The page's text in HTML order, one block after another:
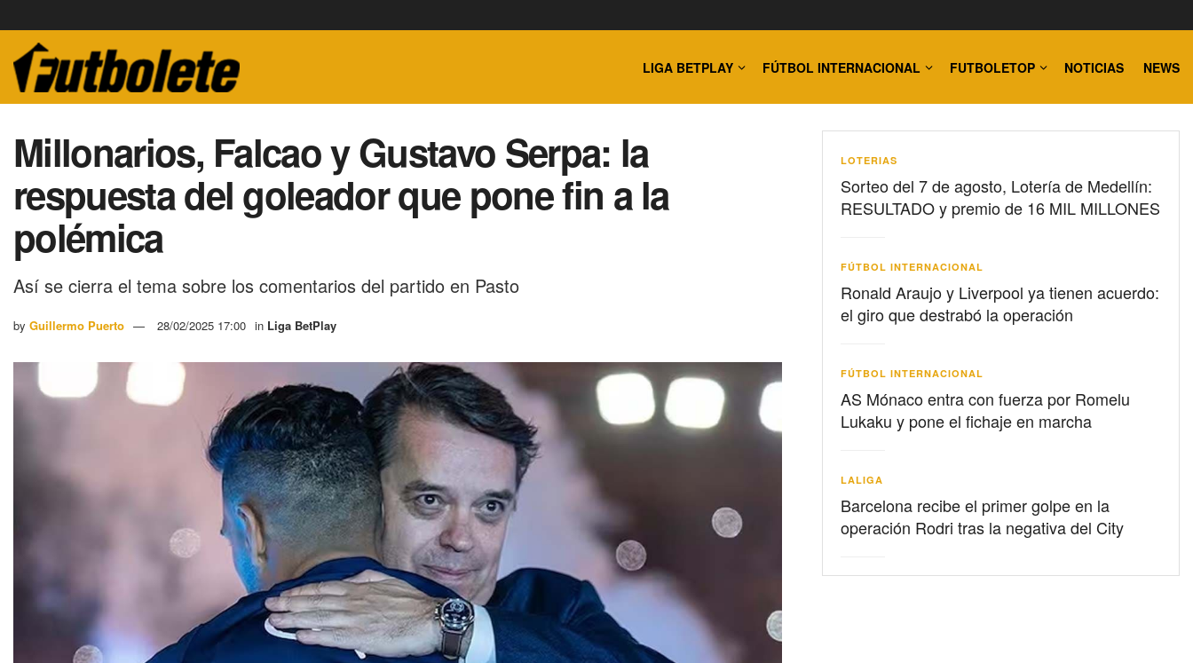
LIGA BETPLAY FÚTBOL INTERNACIONAL FUTBOLETOP NOTICIAS NEWS
Millonarios, Falcao y Gustavo Serpa: la
respuesta del goleador que pone fin a la
polémica
Así se cierra el tema sobre los comentarios del partido en Pasto
by Guillermo Puerto 28/02/2025 17:00 in Liga BetPlay
LOTERIAS
Sorteo del 7 de agosto, Lotería de Medellín:
RESULTADO y premio de 16 MIL MILLONES
FÚTBOL INTERNACIONAL
Ronald Araujo y Liverpool ya tienen acuerdo:
el giro que destrabó la operación
FÚTBOL INTERNACIONAL
AS Mónaco entra con fuerza por Romelu
Lukaku y pone el fichaje en marcha
LALIGA
Barcelona recibe el primer golpe en la
operación Rodri tras la negativa del City